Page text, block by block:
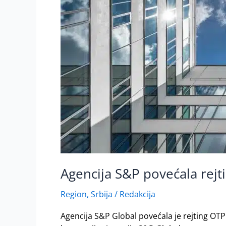
Agencija S&P povećala
Region, Srbija / Redakcija
Agencija S&P Global povećala je rejting